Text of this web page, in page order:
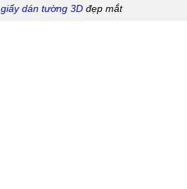
giấy dán tường 3D đẹp mắt